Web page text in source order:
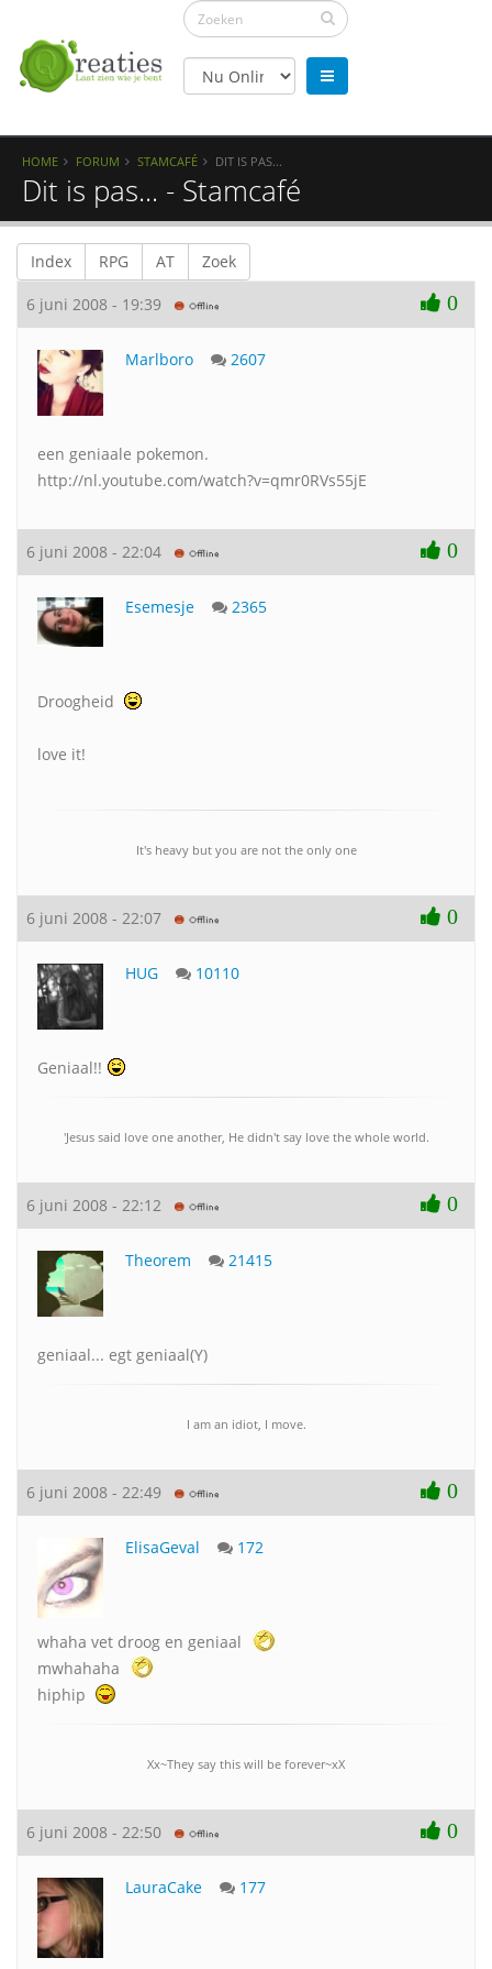
HOME FORUM STAMCAFÉ DIT IS PAS...
Dit is pas... - Stamcafé
Index RPG AT Zoek
6 juni 2008 - 19:39 0
Marlboro 2607
een geniaale pokemon.
http://nl.youtube.com/watch?v=qmr0RVs55jE
6 juni 2008 - 22:04 0
Esemesje 2365
Droogheid
love it!
It's heavy but you are not the only one
6 juni 2008 - 22:07 0
HUG 10110
Geniaal!!
'Jesus said love one another, He didn't say love the whole world.
6 juni 2008 - 22:12 0
Theorem 21415
geniaal... egt geniaal(Y)
I am an idiot, I move.
6 juni 2008 - 22:49 0
ElisaGeval 172
whaha vet droog en geniaal
mwhahaha
hiphip
Xx~They say this will be forever~xX
6 juni 2008 - 22:50 0
LauraCake 177